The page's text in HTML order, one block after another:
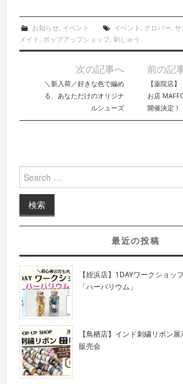
お知らせ, イベント イベント , クロバー,
メイド, ポップアップショップ,刺しゅう
Post navigation
次の記事へ
＼新入荷／好きな色で編め
る、あなただけのオリジナ
ルシューズ
前の記
【薬院店
お店
開催決定！
Search for:
最近の投稿
【姪浜店】1DAYワークショッ
「ハーバリウム」
【鳥栖店】インド刺繍リボン展
販売会